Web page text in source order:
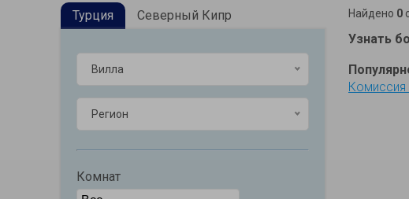
Турция Северный Кипр
Вилла
Регион
Комнат
Найдено 0
Узнать
Комиссия